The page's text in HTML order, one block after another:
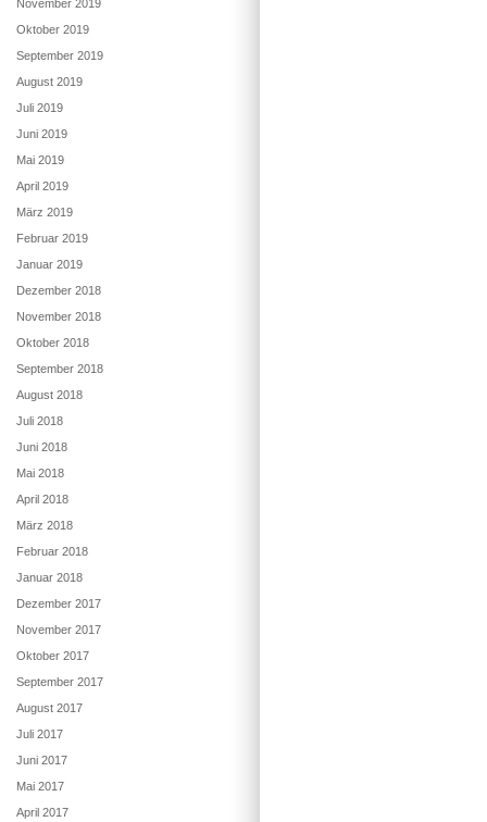
November 2019
Oktober 2019
September 2019
August 2019
Juli 2019
Juni 2019
Mai 2019
April 2019
März 2019
Februar 2019
Januar 2019
Dezember 2018
November 2018
Oktober 2018
September 2018
August 2018
Juli 2018
Juni 2018
Mai 2018
April 2018
März 2018
Februar 2018
Januar 2018
Dezember 2017
November 2017
Oktober 2017
September 2017
August 2017
Juli 2017
Juni 2017
Mai 2017
April 2017